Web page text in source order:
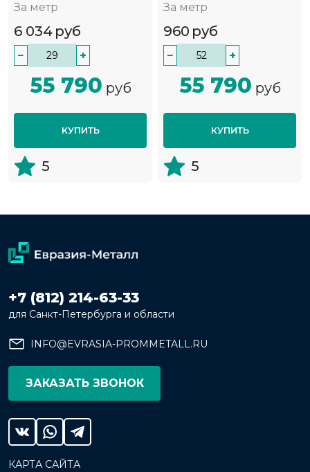
За метр
6 034 руб
− +
55 790 руб
КУПИТЬ
5
За метр
960 руб
− +
55 790 руб
КУПИТЬ
5
+7 (812) 214-63-33
для Санкт-Петербурга и области
INFO@EVRASIA-PROMMETALL.RU
ЗАКАЗАТЬ ЗВОНОК
КАРТА САЙТА